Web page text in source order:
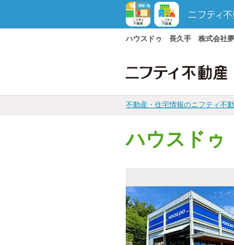
ハウスドゥ 長久手 株式会社夢
不動産・住宅情報のニフティ不
ハウスド